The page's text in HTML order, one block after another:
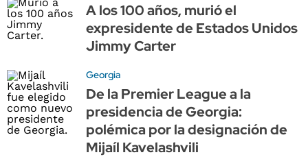
A los 100 años, murió el
expresidente de Estados Unidos
Jimmy Carter
Georgia
De la Premier League a la
presidencia de Georgia:
polémica por la designación de
Mijaíl Kavelashvili